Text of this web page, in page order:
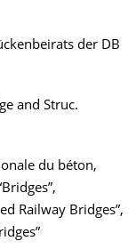
der DB
and Struc.
du béton,
Railway Bridges”,